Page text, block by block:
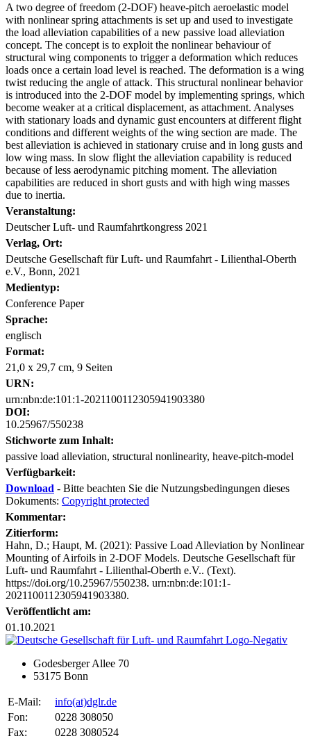
A two degree of freedom (2-DOF) heave-pitch aeroelastic model
with nonlinear spring attachments is set up and used to investigate
the load alleviation capabilities of a new passive load alleviation
concept. The concept is to exploit the nonlinear behaviour of
structural wing components to trigger a deformation which reduces
loads once a certain load level is reached. The deformation is a wing
twist reducing the angle of attack. This structural nonlinear behavior
is introduced into the 2-DOF model by implementing springs, which
become weaker at a critical displacement, as attachment. Analyses
with stationary loads and dynamic gust encounters at different flight
conditions and different weights of the wing section are made. The
best alleviation is achieved in stationary cruise and in long gusts and
low wing mass. In slow flight the alleviation capability is reduced
because of less aerodynamic pitching moment. The alleviation
capabilities are reduced in short gusts and with high wing masses
due to inertia.
Veranstaltung:
Deutscher Luft- und Raumfahrtkongress 2021
Verlag, Ort:
Deutsche Gesellschaft für Luft- und Raumfahrt - Lilienthal-Oberth
e.V., Bonn, 2021
Medientyp:
Conference Paper
Sprache:
englisch
Format:
21,0 x 29,7 cm, 9 Seiten
URN:
urn:nbn:de:101:1-2021100112305941903380
DOI:
10.25967/550238
Stichworte zum Inhalt:
passive load alleviation, structural nonlinearity, heave-pitch-model
Verfügbarkeit:
Download - Bitte beachten Sie die Nutzungsbedingungen dieses
Dokuments: Copyright protected
Kommentar:
Zitierform:
Hahn, D.; Haupt, M. (2021): Passive Load Alleviation by Nonlinear
Mounting of Airfoils in 2-DOF Models. Deutsche Gesellschaft für
Luft- und Raumfahrt - Lilienthal-Oberth e.V.. (Text).
https://doi.org/10.25967/550238. urn:nbn:de:101:1-
2021100112305941903380.
Veröffentlicht am:
01.10.2021
Godesberger Allee 70
53175 Bonn
E-Mail: info(at)dglr.de
Fon:
0228 308050
Fax:
0228 3080524